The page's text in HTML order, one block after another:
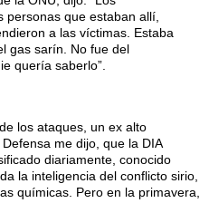
personas que estaban allí,
a las víctimas. Estaba
gas sarín. No fue del
quería saberlo”.
los ataques, un ex alto
me dijo, que la DIA
diariamente, conocido
la inteligencia del conflicto sirio,
químicas. Pero en la primavera,